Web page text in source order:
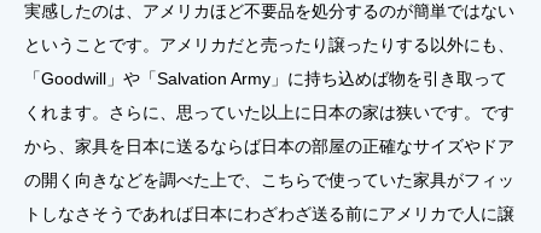
実感したのは、アメリカほど不要品を処分するのが簡単ではない
ということです。アメリカだと売ったり譲ったりする以外にも、
「Goodwill」や「Salvation Army」に持ち込めば物を引き取って
くれます。さらに、思っていた以上に日本の家は狭いです。です
から、家具を日本に送るならば日本の部屋の正確なサイズやドア
の開く向きなどを調べた上で、こちらで使っていた家具がフィッ
トしなさそうであれば日本にわざわざ送る前にアメリカで人に譲